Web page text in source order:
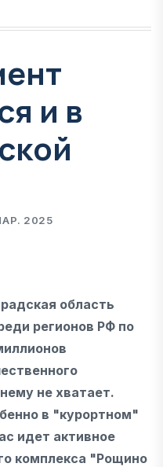
и в
2025
область
регионов РФ по
не хватает.
в "курортном"
идет активное
комплекса "Рощино